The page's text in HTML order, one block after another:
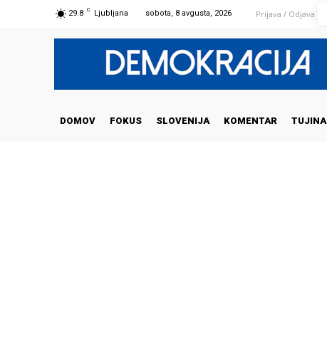
29.8 C Ljubljana sobota, 8 avgusta, 2026 Prijava / Odjava
DOMOV FOKUS SLOVENIJA KOMENTAR TUJINA